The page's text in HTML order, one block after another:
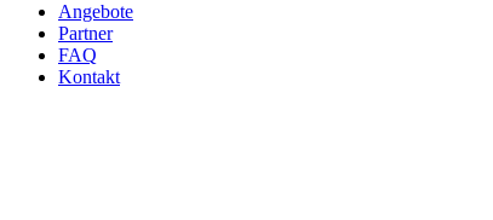
Angebote
Partner
FAQ
Kontakt